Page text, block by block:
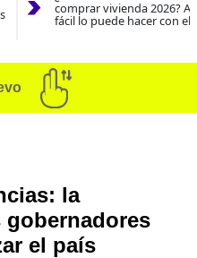
comprar vivienda 2026?
fácil lo puede hacer con el
la
el país